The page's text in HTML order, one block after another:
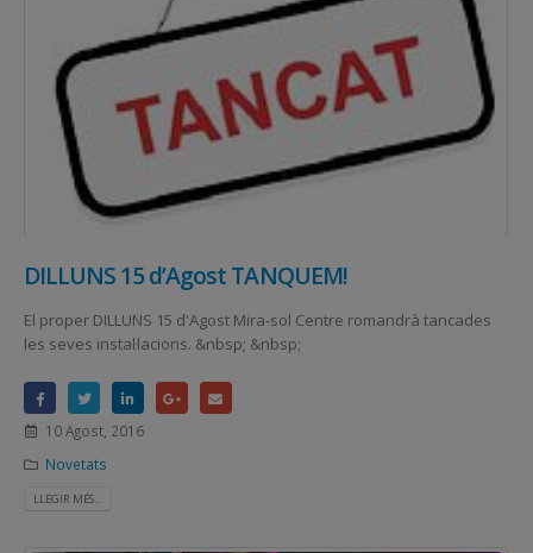
DILLUNS 15 d’Agost TANQUEM!
El proper DILLUNS 15 d'Agost Mira-sol Centre romandrà tancades
les seves instal·lacions. &nbsp; &nbsp;
10 Agost, 2016
Novetats
LLEGIR MÉS...